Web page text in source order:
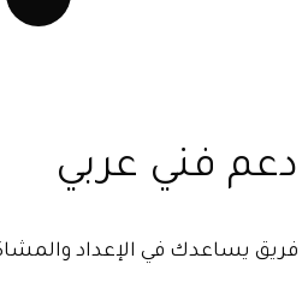
دعم فني عربي
فريق يساعدك في الإعداد